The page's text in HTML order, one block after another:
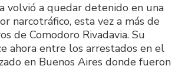
volvió a quedar detenido en una
narcotráfico, esta vez a más de
de Comodoro Rivadavia. Su
ahora entre los arrestados en el
en Buenos Aires donde fueron